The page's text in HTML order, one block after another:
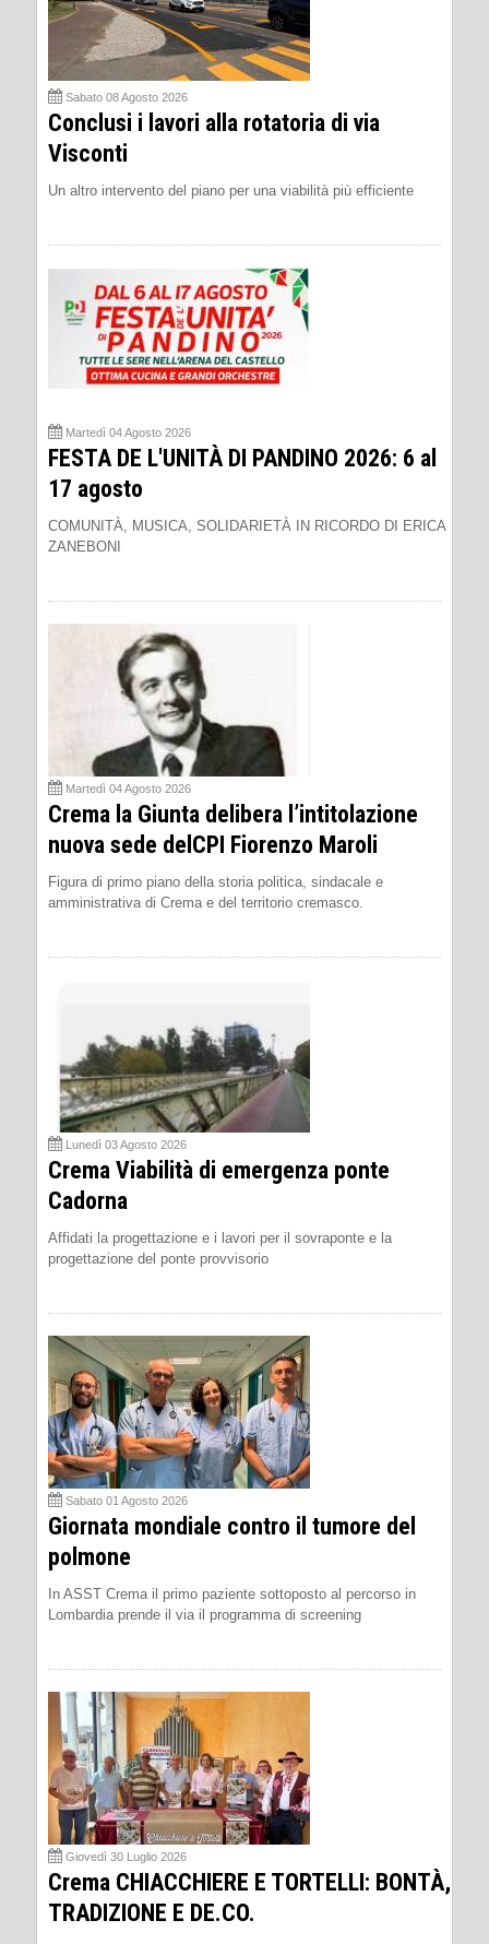
Sabato 08 Agosto 2026
Conclusi i lavori alla rotatoria di via
Visconti
Un altro intervento del piano per una viabilità più efficiente
Martedì 04 Agosto 2026
FESTA DE L'UNITÀ DI PANDINO 2026: 6 al
17 agosto
COMUNITÀ, MUSICA, SOLIDARIETÀ IN RICORDO DI ERICA
ZANEBONI
Martedì 04 Agosto 2026
Crema la Giunta delibera l’intitolazione
nuova sede delCPI Fiorenzo Maroli
Figura di primo piano della storia politica, sindacale e
amministrativa di Crema e del territorio cremasco.
Lunedì 03 Agosto 2026
Crema Viabilità di emergenza ponte
Cadorna
Affidati la progettazione e i lavori per il sovraponte e la
progettazione del ponte provvisorio
Sabato 01 Agosto 2026
Giornata mondiale contro il tumore del
polmone
In ASST Crema il primo paziente sottoposto al percorso in
Lombardia prende il via il programma di screening
Giovedì 30 Luglio 2026
Crema CHIACCHIERE E TORTELLI: BONTÀ,
TRADIZIONE E DE.CO.